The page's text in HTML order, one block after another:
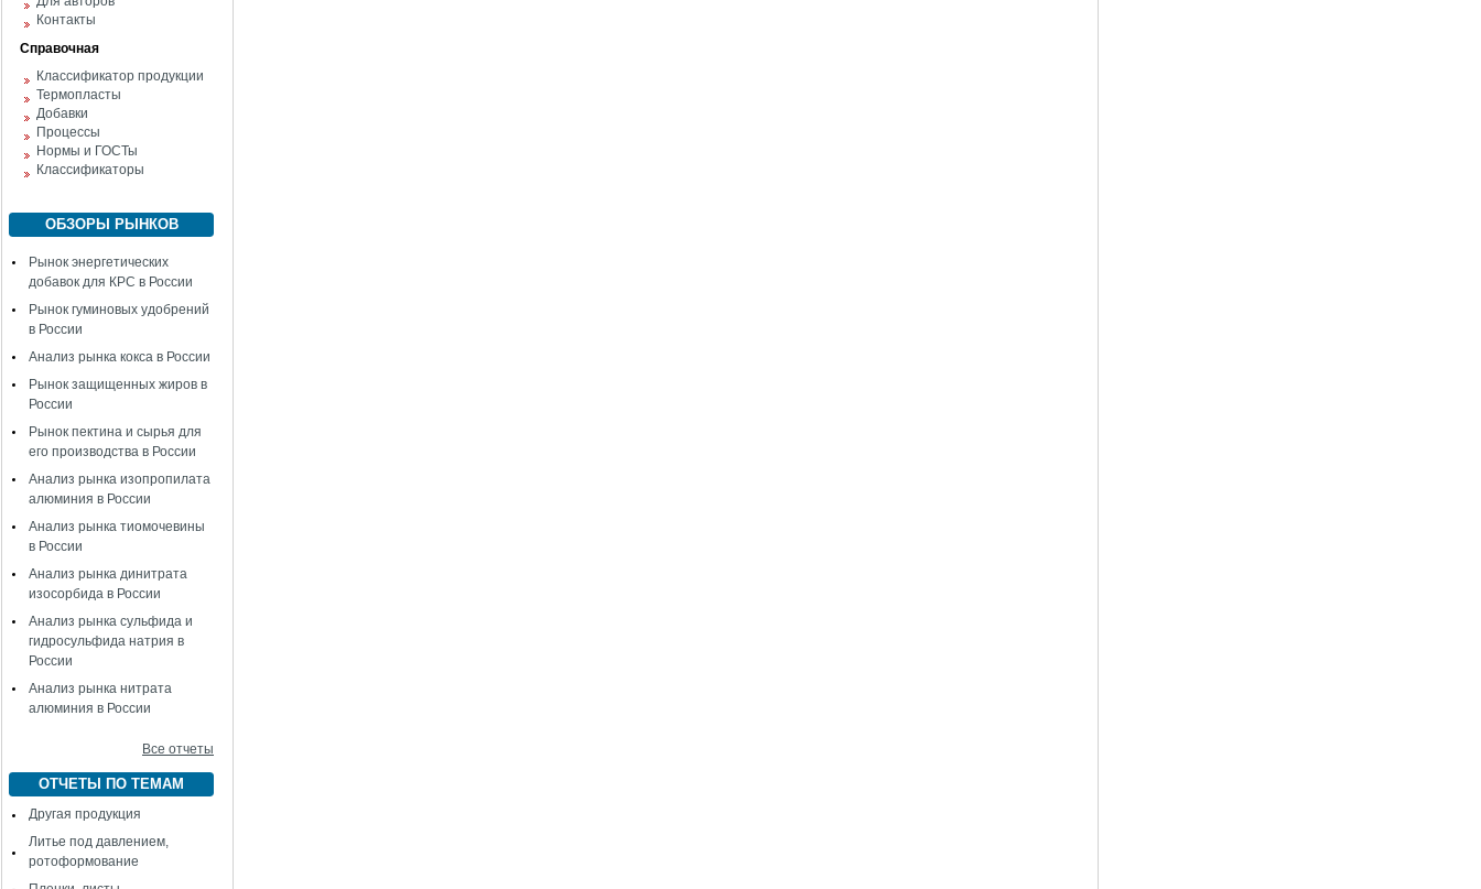
Контакты
Справочная
Классификатор продукции
Термопласты
Добавки
Процессы
Нормы и ГОСТы
Классификаторы
ОБЗОРЫ РЫНКОВ
Рынок энергетических
добавок для КРС в России
Рынок гуминовых удобрений
в России
Анализ рынка кокса в России
Рынок защищенных жиров в
России
Рынок пектина и сырья для
его производства в России
Анализ рынка изопропилата
алюминия в России
Анализ рынка тиомочевины
в России
Анализ рынка динитрата
изосорбида в России
Анализ рынка сульфида и
гидросульфида натрия в
России
Анализ рынка нитрата
алюминия в России
Все отчеты
ОТЧЕТЫ ПО ТЕМАМ
Другая продукция
Литье под давлением,
ротоформование